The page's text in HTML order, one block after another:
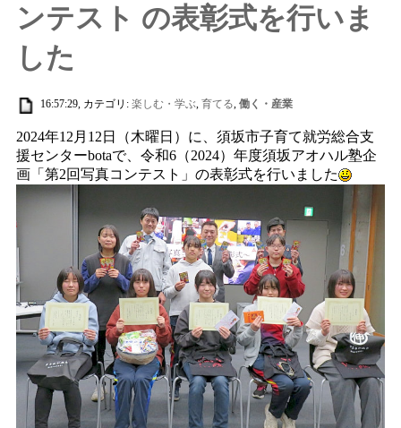
ンテスト の表彰式を行いま
した
16:57:29, カテゴリ:楽しむ・学ぶ,育てる,働く・産業
2024年12月12日（木曜日）に、須坂市子育て就労総合支
援センターbotaで、令和6（2024）年度須坂アオハル塾企
画「第2回写真コンテスト」の表彰式を行いました